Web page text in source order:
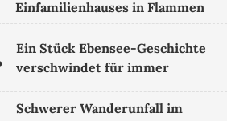
Einfamilienhauses in Flammen
Ein Stück Ebensee-Geschichte
verschwindet für immer
Schwerer Wanderunfall im